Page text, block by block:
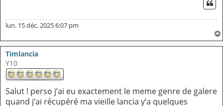
lun. 15 déc. 2025 6:07 pm
Timlancia
Y10
Salut ! perso j’ai eu exactement le meme genre de galere
quand j’ai récupéré ma vieille lancia y’a quelques